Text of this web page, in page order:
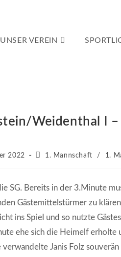
UNSER VEREIN
Weidenthal I
2022
Beitrags-
1. Mannschaft / 1.
SG. Bereits in der 3.Minute
Gästemittelstürmer zu
ins Spiel und so nutzte
ehe sich die Heimelf
Janis Folz